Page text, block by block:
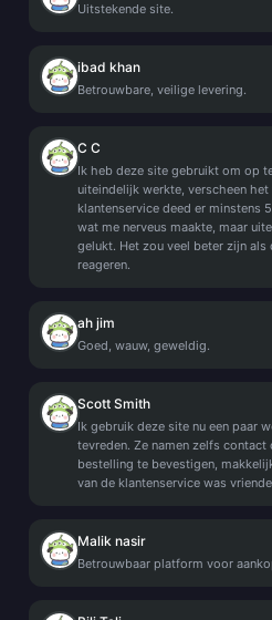
Uitstekende site.
ibad khan
Betrouwbare, veilige levering.
C C
Ik heb deze site gebruikt om op
uiteindelijk werkte, verscheen
klantenservice deed er minstens
wat me nerveus maakte, maar
gelukt. Het zou veel beter zijn
reageren.
ah jim
Goed, wauw, geweldig.
Scott Smith
Ik gebruik deze site nu een paar
tevreden. Ze namen zelfs
bestelling te bevestigen,
van de klantenservice was
Malik nasir
Betrouwbaar platform voor